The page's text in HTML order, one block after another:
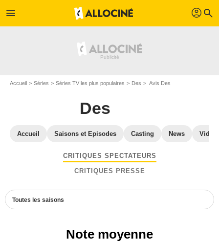
menu profil search
Accueil Séries Séries TV les plus populaires Des Avis Des
Des
Accueil Saisons et Episodes Casting News
CRITIQUES SPECTATEURS
CRITIQUES PRESSE
Toutes les saisons
Note moyenne